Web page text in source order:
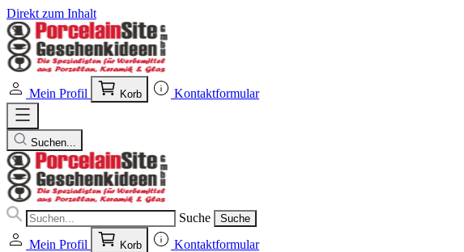
Direkt zum Inhalt
Mein Profil Korb Kontaktformular
Suchen...
Suche Suche
Mein Profil Korb Kontaktformular